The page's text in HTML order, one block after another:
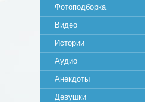
Фотоподборка
Видео
Истории
Аудио
Анекдоты
Девушки